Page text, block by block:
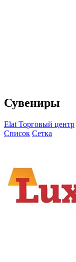
Сувениры
Elat Торговый центр
Список Сетка